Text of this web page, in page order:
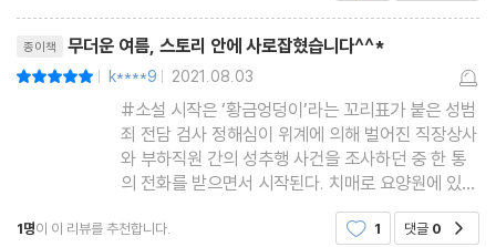
종이책 무더운 여름, 스토리 안에 사로잡혔습니다^^*
| k****9 | 2021.08.03
#소설 시작은 ‘황금엉덩이’라는 꼬리표가 붙은 성범
죄 전담 검사 정해심이 위계에 의해 벌어진 직장상사
와 부하직원 간의 성추행 사건을 조사하던 중 한 통
의 전화를 받으면서 시작된다. 치매로 요양원에 있는
아버지가 좁은 욕조 안에서 한 할머니를 범하려 했다
는 충격적인 소식이었다. 검사인 정해심은 단순 사건
1명이 이 리뷰를 추천합니다. 1 댓글 0